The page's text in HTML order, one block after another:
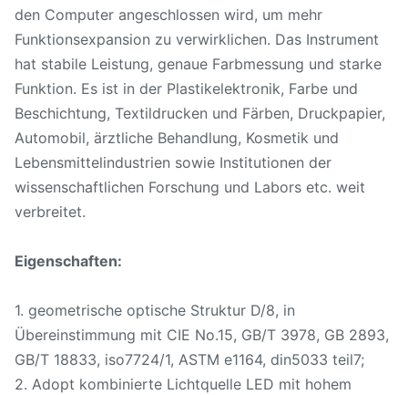
den Computer angeschlossen wird, um mehr
Funktionsexpansion zu verwirklichen. Das Instrument
hat stabile Leistung, genaue Farbmessung und starke
Funktion. Es ist in der Plastikelektronik, Farbe und
Beschichtung, Textildrucken und Färben, Druckpapier,
Automobil, ärztliche Behandlung, Kosmetik und
Lebensmittelindustrien sowie Institutionen der
wissenschaftlichen Forschung und Labors etc. weit
verbreitet.
Eigenschaften:
1. geometrische optische Struktur D/8, in
Übereinstimmung mit CIE No.15, GB/T 3978, GB 2893,
GB/T 18833, iso7724/1, ASTM e1164, din5033 teil7;
2. Adopt kombinierte Lichtquelle LED mit hohem